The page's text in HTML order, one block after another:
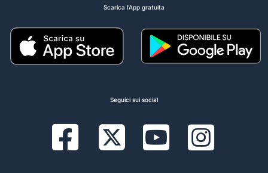
Scarica l'App gratuita
Seguici sui social